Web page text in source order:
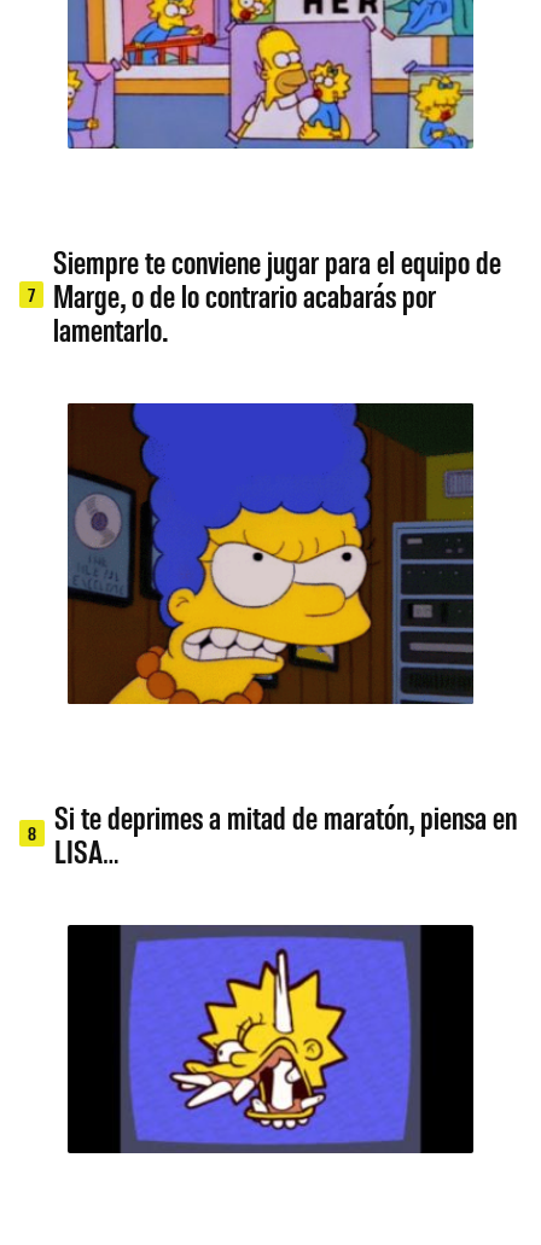
7
Siempre te conviene jugar para el equipo de
Marge, o de lo contrario acabarás por
lamentarlo.
8
Si te deprimes a mitad de maratón, piensa en
LISA…